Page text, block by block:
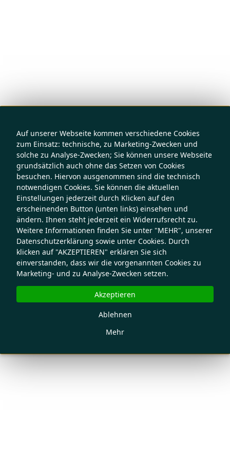
Auf unserer Webseite kommen verschiedene Cookies
zum Einsatz: technische, zu Marketing-Zwecken und
solche zu Analyse-Zwecken; Sie können unsere Webseite
grundsätzlich auch ohne das Setzen von Cookies
besuchen. Hiervon ausgenommen sind die technisch
notwendigen Cookies. Sie können die aktuellen
Einstellungen jederzeit durch Klicken auf den
erscheinenden Button (unten links) einsehen und
ändern. Ihnen steht jederzeit ein Widerrufsrecht zu.
Weitere Informationen finden Sie unter "MEHR", unserer
Datenschutzerklärung sowie unter Cookies. Durch
klicken auf "AKZEPTIEREN" erklären Sie sich
einverstanden, dass wir die vorgenannten Cookies zu
Marketing- und zu Analyse-Zwecken setzen.
Mehr
Ablehnen
Akzeptieren